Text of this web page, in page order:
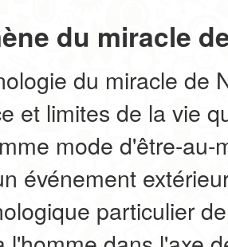
du miracle
du miracle de
et limites de la vie
mode d'être-
événement
particulier